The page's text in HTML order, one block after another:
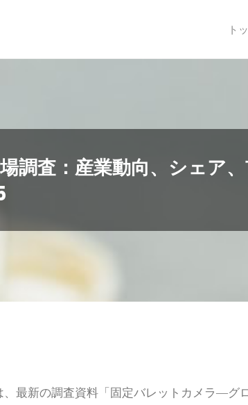
ト
調査：産業動向、シェア
、最新の調査資料「固定バレットカメラ―グ